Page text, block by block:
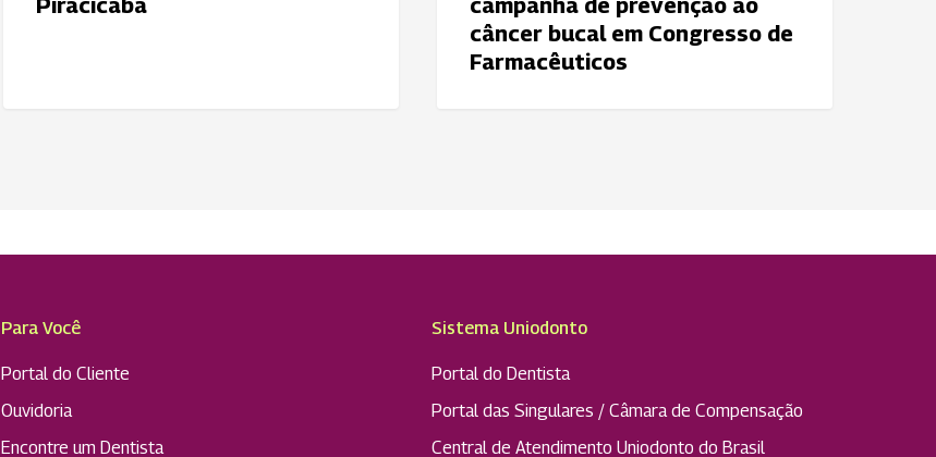
Piracicaba
Farmacêuticos
campanha de prevenção ao
câncer bucal em Congresso de
Farmacêuticos
Para Você
Portal do Cliente
Ouvidoria
Encontre um Dentista
Sistema Uniodonto
Portal do Dentista
Portal das Singulares / Câmara de Compensação
Central de Atendimento Uniodonto do Brasil